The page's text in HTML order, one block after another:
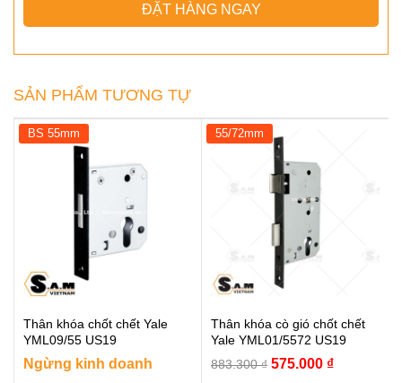
ĐẶT HÀNG NGAY
SẢN PHẨM TƯƠNG TỰ
BS 55mm
Thân khóa chốt chết Yale
YML09/55 US19
Ngừng kinh doanh
55/72mm
Thân khóa cò gió chốt chết
Yale YML01/5572 US19
883.300₫ Giá
575.000 ₫Giá